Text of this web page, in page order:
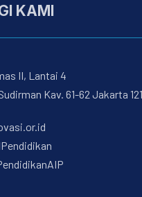
KAMI
II, Lantai 4
Kav. 61-62 Jakarta